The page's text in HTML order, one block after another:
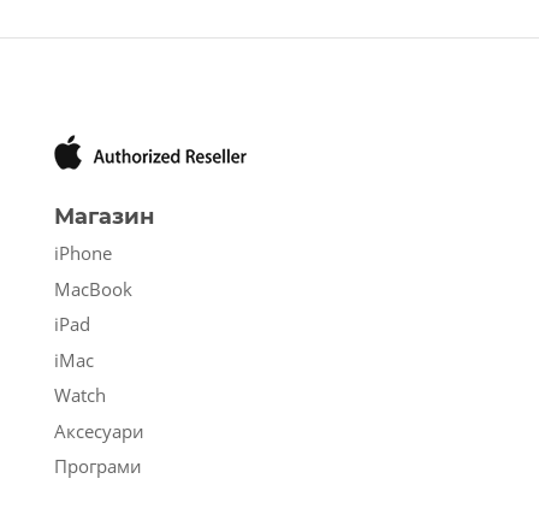
Магазин
iPhone
MacBook
iPad
iMac
Watch
Аксесуари
Програми